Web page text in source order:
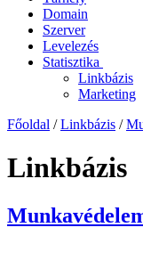
Domain
Szerver
Levelezés
Statisztika
Linkbázis
Marketing
Főoldal /Linkbázis /
Linkbázis